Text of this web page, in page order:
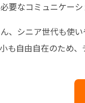
要なコミュニケー
、シニア世代も使
も自由自在のため